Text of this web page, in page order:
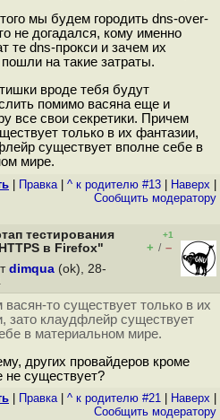
мы будем городить dns-over-
не догадался, кому именно
те dns-прокси и зачем их
на такие затраты.
вроде тебя будут
помимо васяна еще и
все свои секретики. Причем
только в их фантазии,
существует вполне себе в
мире.
Правка| ^ к родителю #13 Наверх
Cообщить модератору
тестирования
в Firefox"
+1
+ / –
dimqua (ok), 28-
то существует только в их
зато клаудфлейр существует
в материальном мире.
других провайдеров кроме
не существует?
Правка| ^ к родителю #21 Наверх
Cообщить модератору